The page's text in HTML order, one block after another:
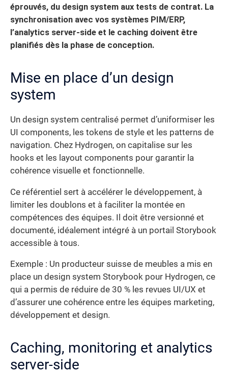
éprouvés, du design system aux tests de contrat. La
synchronisation avec vos systèmes PIM/ERP,
l’analytics server-side et le caching doivent être
planifiés dès la phase de conception.
Mise en place d’un design
system
Un design system centralisé permet d’uniformiser les
UI components, les tokens de style et les patterns de
navigation. Chez Hydrogen, on capitalise sur les
hooks et les layout components pour garantir la
cohérence visuelle et fonctionnelle.
Ce référentiel sert à accélérer le développement, à
limiter les doublons et à faciliter la montée en
compétences des équipes. Il doit être versionné et
documenté, idéalement intégré à un portail Storybook
accessible à tous.
Exemple : Un producteur suisse de meubles a mis en
place un design system Storybook pour Hydrogen, ce
qui a permis de réduire de 30 % les revues UI/UX et
d’assurer une cohérence entre les équipes marketing,
développement et design.
Caching, monitoring et analytics
server-side